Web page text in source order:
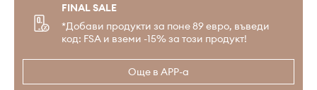
FINAL SALE
*Добави продукти за поне 89 евро, въведи
код: FSA и вземи -15% за този продукт!
Още в APP-а